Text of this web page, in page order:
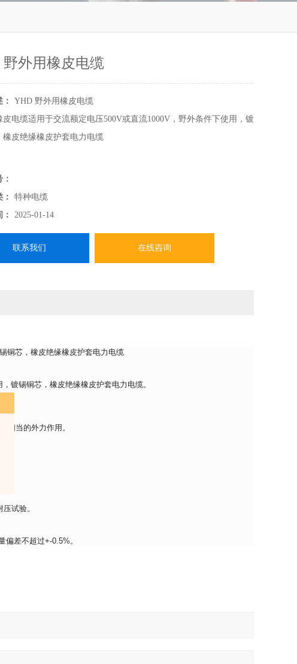
野外用橡皮电缆
YHD 野外用橡皮电缆
皮电缆适用于交流额定电压500V或直流1000V，野外条件下使用，镀
橡皮绝缘橡皮护套电力电缆
特种电缆
2025-01-14
联系我们 在线咨询
铜芯，橡皮绝缘橡皮护套电力电缆
镀锡铜芯，橡皮绝缘橡皮护套电力电缆。
相当的外力作用。
试验。
差不超过+-0.5%。